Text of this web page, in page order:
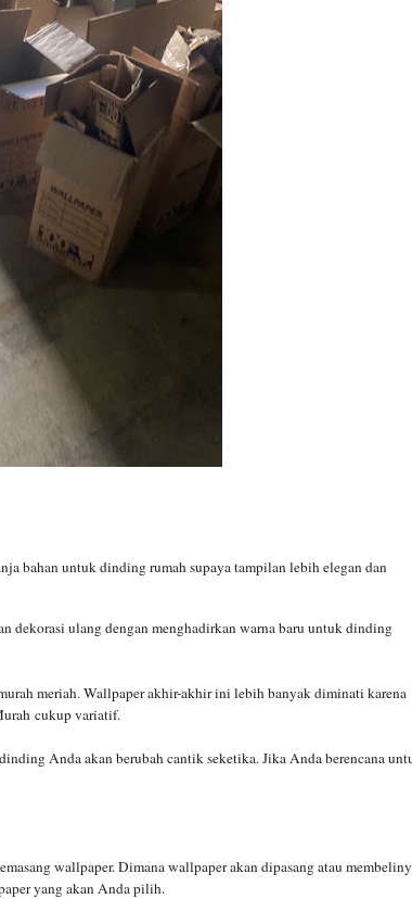
bahan untuk dinding rumah supaya tampilan lebih elegan dan
dekorasi ulang dengan menghadirkan warna baru untuk dinding
meriah. Wallpaper akhir-akhir ini lebih banyak diminati karena
cukup variatif.
Anda akan berubah cantik seketika. Jika Anda berencana
wallpaper. Dimana wallpaper akan dipasangatau
yang akan Anda pilih.